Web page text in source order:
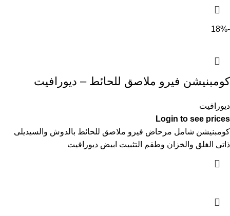
-18%
كومبنيشن فيرو ملاصق للحائط – ديورافيت
ديورافيت
Login to see prices
كومبنيشن شامل مرحاض فيرو ملاصق للحائط بالدوش والسيديلى
ذاتى الغلق والخزان وطقم التثبيت ابيض ديورافيت